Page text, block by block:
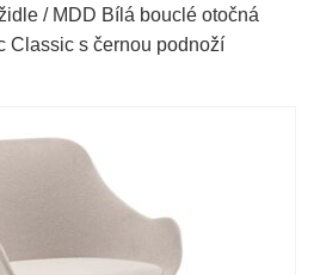
/ MDD Bílá bouclé otočná
Classic s černou podnoží